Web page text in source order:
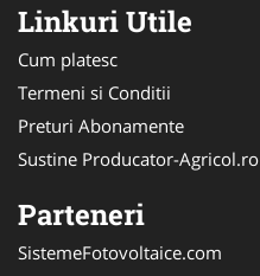
Linkuri Utile
Cum platesc
Termeni si Conditii
Preturi Abonamente
Sustine Producator-Agricol.ro
Parteneri
SistemeFotovoltaice.com